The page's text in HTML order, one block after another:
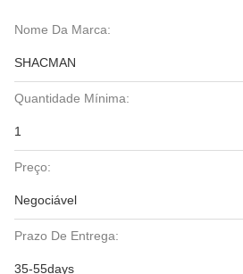
Nome Da Marca:
SHACMAN
Quantidade Mínima:
1
Preço:
Negociável
Prazo De Entrega:
35-55days